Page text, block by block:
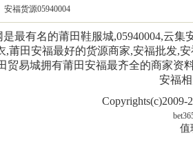
安福货源05940004
最有名的莆田鞋服城,05940004,云
,莆田安福最好的货源商家,安福批发,
贸易城拥有莆田安福最齐全的商家资
安福
Copyrights(c)2009-
值